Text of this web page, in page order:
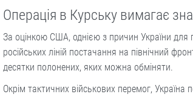
Операція в Курську вимагає
За оцінкою США, однією з причин України для
російських ліній постачання на північний
десятки полонених, яких можна обміняти.
Окрім тактичних військових перемог, Україна